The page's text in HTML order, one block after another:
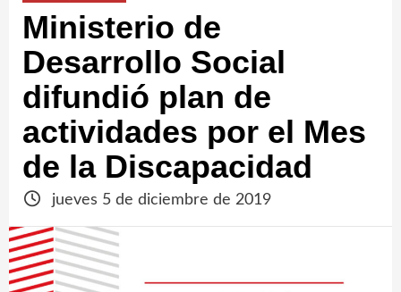
Ministerio de
Desarrollo Social
difundió plan de
actividades por el Mes
de la Discapacidad
jueves 5 de diciembre de 2019